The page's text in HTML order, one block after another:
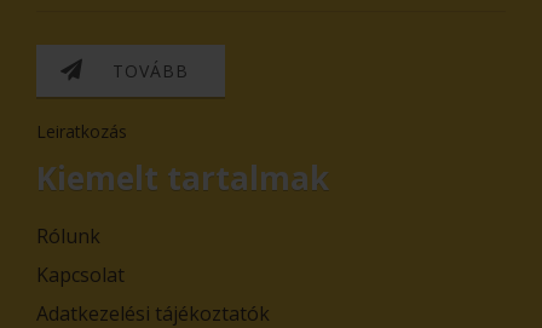
TOVÁBB
Leiratkozás
Kiemelt tartalmak
Rólunk
Kapcsolat
Adatkezelési tájékoztatók